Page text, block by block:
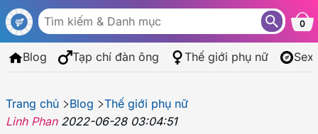
0
Blog Tạp chí đàn ông Thế giới phụ nữ
Trang chủ Blog
Thế giới phụ nữ
Linh Phan 2022-06-28 03:04:51